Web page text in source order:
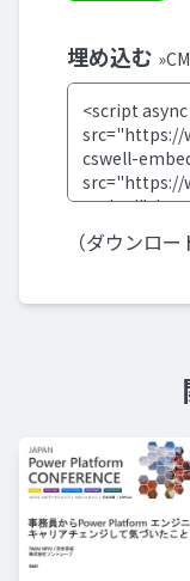
埋め込む
（ダウンロー